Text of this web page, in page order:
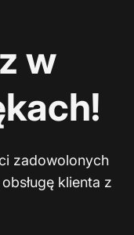
w
zadowolonych
klienta z